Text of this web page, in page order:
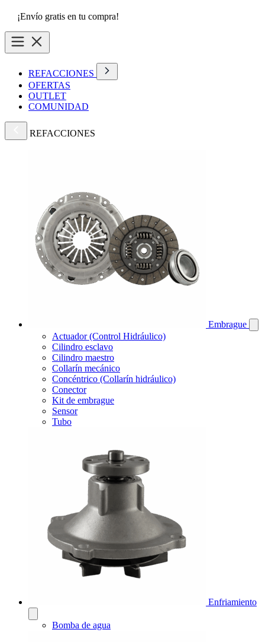
¡Envío gratis en tu compra!
REFACCIONES
OFERTAS
OUTLET
COMUNIDAD
REFACCIONES
Embrague
Actuador (Control Hidráulico)
Cilindro esclavo
Cilindro maestro
Collarín mecánico
Concéntrico (Collarín hidráulico)
Conector
Kit de embrague
Sensor
Tubo
Enfriamiento
Bomba de agua